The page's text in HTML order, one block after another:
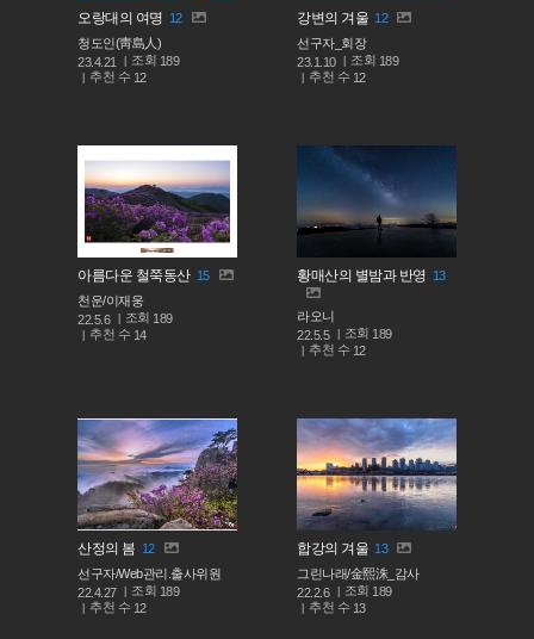
오랑대의 여명 12
청도인(靑島人)
23.4.21
조회 189
추천 수 12
강변의 겨울 12
선구자_회장
23.1.10
조회 189
추천 수 12
아름다운 철쭉동산 15
천운/이재웅
22.5.6
조회 189
추천 수 14
황매산의 별밤과 반영 13
라오니
22.5.5
조회 189
추천 수 12
산정의 봄 12
선구자/Web관리.출사위원
22.4.27
조회 189
추천 수 12
합강의 겨울 13
그린나래/金熙洙_감사
22.2.6
조회 189
추천 수 13